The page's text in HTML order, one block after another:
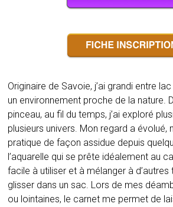
Originaire de Savoie, j’ai grandi entre
un environnement proche de la nature.
pinceau, au fil du temps, j’ai exploré
plusieurs univers. Mon regard a évolué,
pratique de façon assidue depuis
l’aquarelle qui se prête idéalement au
facile à utiliser et à mélanger à
glisser dans un sac. Lors de mes
ou lointaines, le carnet me permet de